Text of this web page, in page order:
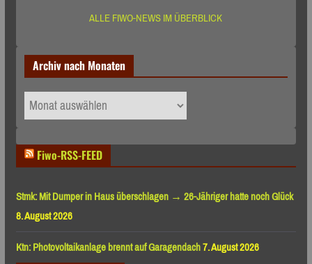
ALLE FIWO-NEWS IM ÜBERBLICK
Archiv nach Monaten
Archiv
nach
Fiwo-RSS-FEED
Stmk: Mit Dumper in Haus überschlagen → 26-Jähriger hatte noch Glück
8. August 2026
Ktn: Photovoltaikanlage brennt auf Garagendach7. August 2026